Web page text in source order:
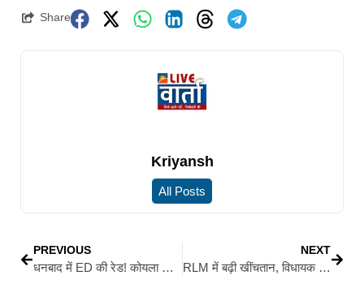
Share
Kriyansh
All Posts
PREVIOUS
धनबाद में ED की रेड! कोयला कारोबारियों के कई ठिकानों पर छापेमारी जारी
NEXT
RLM में बढ़ी खींचतान, विधायक रामेश्वर महतो ने उपेंद्र कुशवाहा के खिलाफ खोला मोर्चा